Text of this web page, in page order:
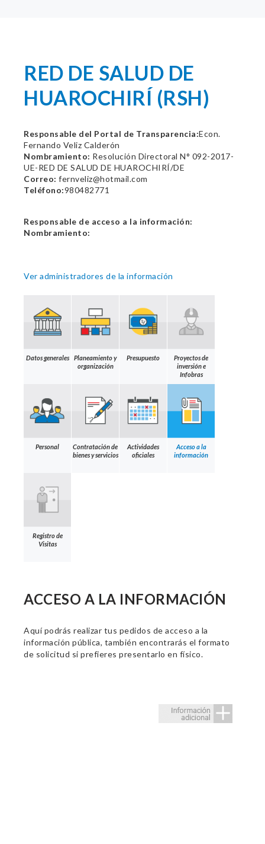
RED DE SALUD DE
HUAROCHIRÍ (RSH)
Responsable del Portal de Transparencia:Econ.
Fernando Veliz Calderón
Nombramiento: Resolución Directoral N° 092-2017-
UE-RED DE SALUD DE HUAROCHIRÍ/DE
Correo: fernveliz@hotmail.com
Teléfono:980482771
Responsable de acceso a la información:
Nombramiento:
Ver administradores de la información
Datos generales
Planeamiento y
organización
Presupuesto
Proyectos de
inversión e
Infobras
Personal
Contratación de
bienes y servicios
Actividades
oficiales
Acceso a la
información
Registro de
Visitas
ACCESO A LA INFORMACIÓN
Aquí podrás realizar tus pedidos de acceso a la
información pública, también encontrarás el formato
de solicitud si prefieres presentarlo en físico.